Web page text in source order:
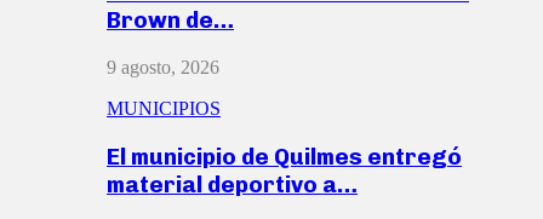
Brown de…
9 agosto, 2026
MUNICIPIOS
El municipio de Quilmes entregó
material deportivo a…